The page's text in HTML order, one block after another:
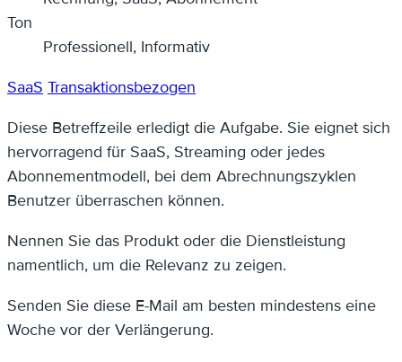
Ton
Professionell, Informativ
SaaS Transaktionsbezogen
Diese Betreffzeile erledigt die Aufgabe. Sie eignet sich
hervorragend für SaaS, Streaming oder jedes
Abonnementmodell, bei dem Abrechnungszyklen
Benutzer überraschen können.
Nennen Sie das Produkt oder die Dienstleistung
namentlich, um die Relevanz zu zeigen.
Senden Sie diese E-Mail am besten mindestens eine
Woche vor der Verlängerung.